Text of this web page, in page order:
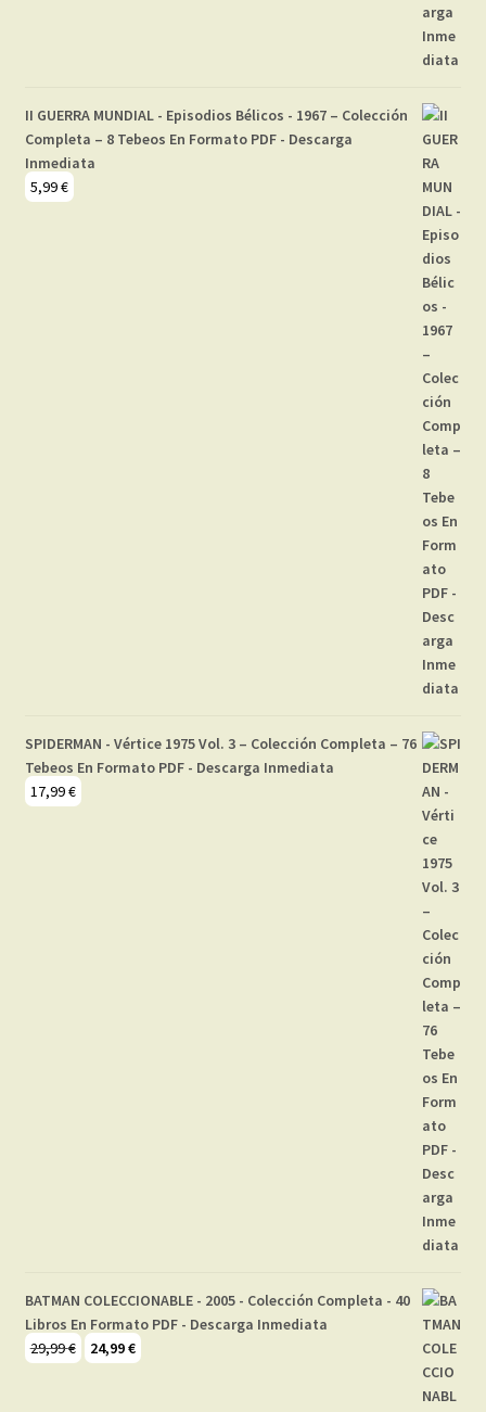
II GUERRA MUNDIAL - Episodios Bélicos - 1967 – Colección
Completa – 8 Tebeos En Formato PDF - Descarga
Inmediata
5,99€
SPIDERMAN - Vértice 1975 Vol. 3 – Colección Completa – 76
Tebeos En Formato PDF - Descarga Inmediata
17,99€
BATMAN COLECCIONABLE - 2005 - Colección Completa - 40
Libros En Formato PDF - Descarga Inmediata
29,99€
El24,99€